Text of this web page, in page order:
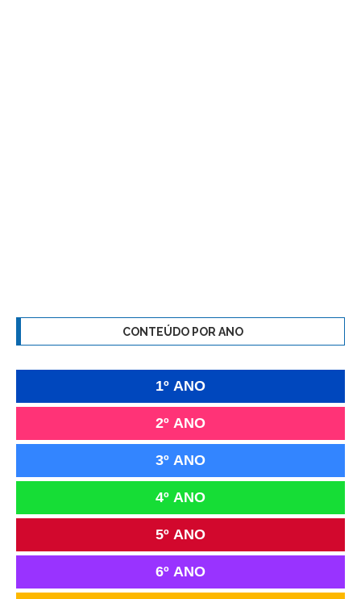
CONTEÚDO POR ANO
1º ANO
2º ANO
3º ANO
4º ANO
5º ANO
6º ANO